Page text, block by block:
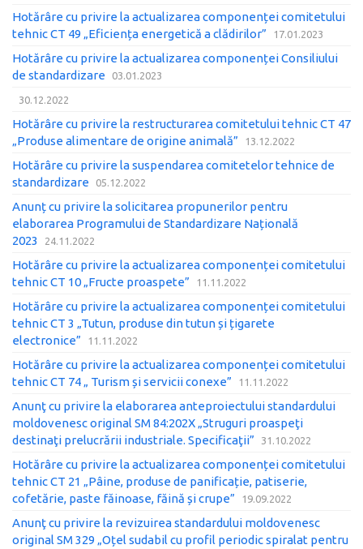
Hotărâre cu privire la actualizarea componenței comitetului
tehnic CT 49 „Eficiența energetică a clădirilor”
17.01.2023
Hotărâre cu privire la actualizarea componenței Consiliului
de standardizare
03.01.2023
30.12.2022
Hotărâre cu privire la restructurarea comitetului tehnic CT 47
„Produse alimentare de origine animală”
13.12.2022
Hotărâre cu privire la suspendarea comitetelor tehnice de
standardizare
05.12.2022
Anunț cu privire la solicitarea propunerilor pentru
elaborarea Programului de Standardizare Națională
2023
24.11.2022
Hotărâre cu privire la actualizarea componenței comitetului
tehnic CT 10 „Fructe proaspete”
11.11.2022
Hotărâre cu privire la actualizarea componenței comitetului
tehnic CT 3 „Tutun, produse din tutun și țigarete
electronice”
11.11.2022
Hotărâre cu privire la actualizarea componenței comitetului
tehnic CT 74 „ Turism și servicii conexe”
11.11.2022
Anunţ cu privire la elaborarea anteproiectului standardului
moldovenesc original SM 84:202X „Struguri proaspeţi
destinaţi prelucrării industriale. Specificaţii”
31.10.2022
Hotărâre cu privire la actualizarea componenței comitetului
tehnic CT 21 „Pâine, produse de panificație, patiserie,
cofetărie, paste făinoase, făină și crupe”
19.09.2022
Anunţ cu privire la revizuirea standardului moldovenesc
original SM 329 „Oțel sudabil cu profil periodic spiralat pentru